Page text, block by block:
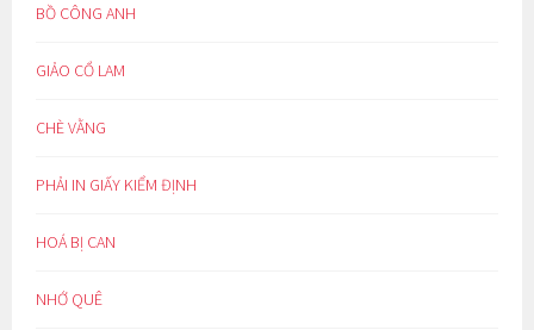
BỒ CÔNG ANH
GIẢO CỔ LAM
CHÈ VẰNG
PHẢI IN GIẤY KIỂM ĐỊNH
HOÁ BỊ CAN
NHỚ QUÊ